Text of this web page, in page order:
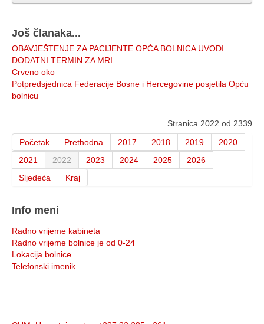
Još članaka...
OBAVJEŠTENJE ZA PACIJENTE OPĆA BOLNICA UVODI
DODATNI TERMIN ZA MRI
Crveno oko
Potpredsjednica Federacije Bosne i Hercegovine posjetila Opću
bolnicu
Stranica 2022 od 2339
Početak
Prethodna 2017 2018 2019
2020
2021
2022 2023 2024 2025
2026
Sljedeća
Kraj
Info meni
Radno vrijeme kabineta
Radno vrijeme bolnice je od 0-24
Lokacija bolnice
Telefonski imenik